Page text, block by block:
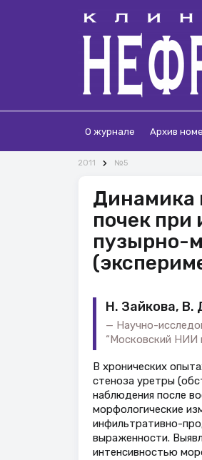
О журнале Архив
2011 №5
Динамика
почек
пузырно-
Н. Зайкова, В.
Научно-
“Московский НИИ
В хронических
стеноза уретры
наблюдения после
морфологические
инфильтративно-
выраженности.
интенсивностью